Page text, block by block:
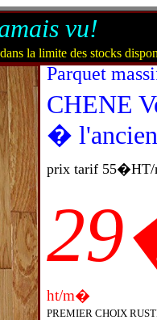
vu!
la limite des stocks
Parquet
CHENE
�
prix tarif
ht/m�
PREMIER CHOIX